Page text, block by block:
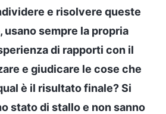
e risolvere queste
usano sempre la propria
di rapporti con il
e giudicare le cose che
è il risultato finale? Si
stato di stallo e non sanno